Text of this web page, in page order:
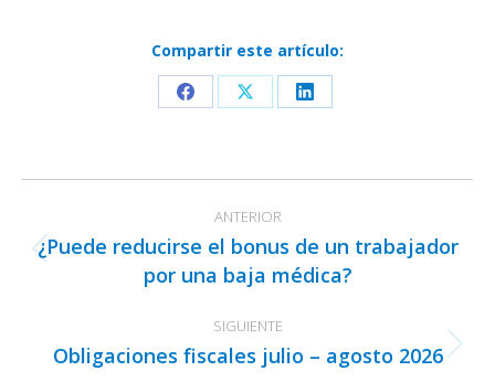
Compartir este artículo:
Share
Facebook
Share
X
Share
LinkedIn
entre
publicaciones
ANTERIOR
Publicación
anterior:
¿Puede reducirse el bonus de un trabajador
por una baja médica?
SIGUIENTE
Publicación
Obligaciones fiscales julio – agosto 2026